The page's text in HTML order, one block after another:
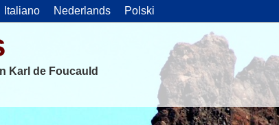
Italiano Nederlands Polski
Karl de Foucauld